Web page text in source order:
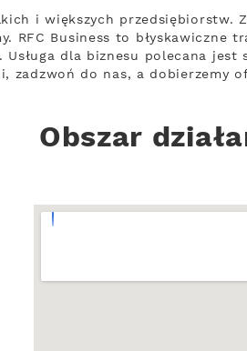
i większych przedsiębiorstw.
RFC Business to błyskawiczne
dla biznesu polecana
zadzwoń do nas, a dobierzemy
Obszar